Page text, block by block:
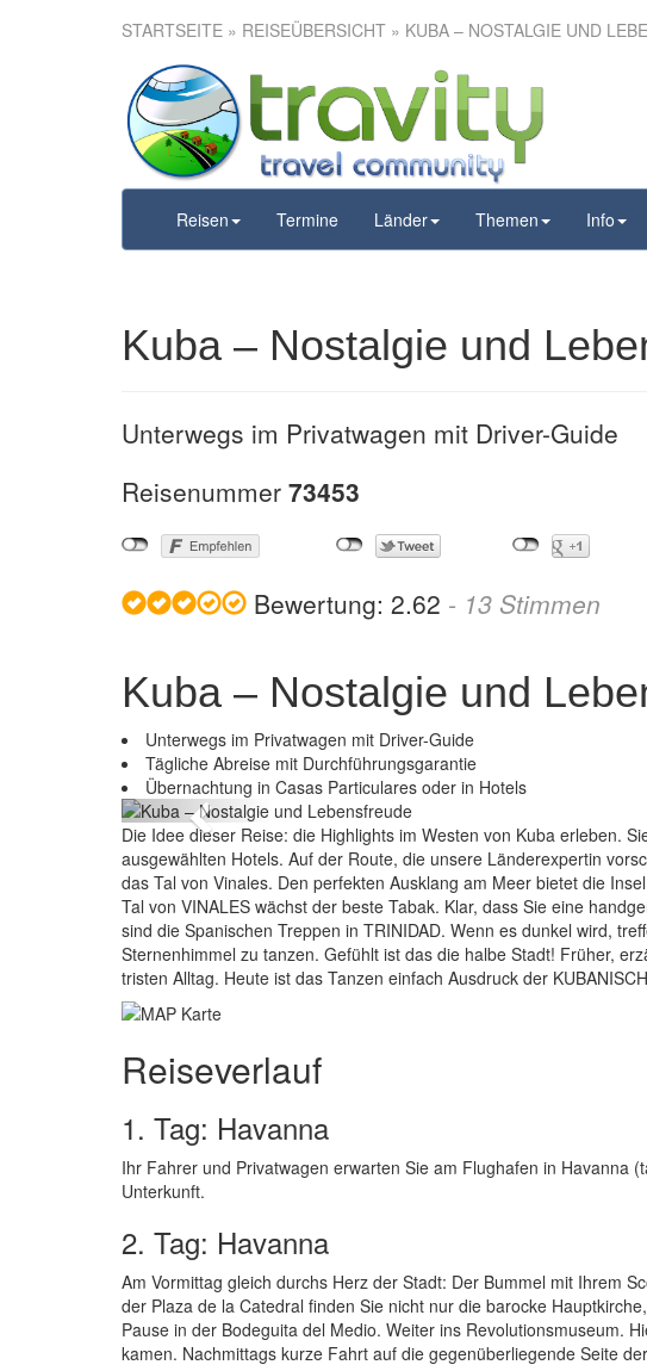
STARTSEITE » REISEÜBERSICHT » KUBA – NOSTALGIE UND
Reisen Termine Länder Themen Info
Kuba – Nostalgie
Kuba – Nostalgie und
Unterwegs im Privatwagen mit Driver-Guide
Reisenummer 73453
Bewertung: 2.62 - 13 Stimmen
Kuba – Nostalgie und
Unterwegs im Privatwagen mit Driver-Guide
Tägliche Abreise mit Durchführungsgarantie
Übernachtung in Casas Particulares oder in Hotels
Previous
Die Idee dieser Reise: die Highlights im Westen von Kuba erleben.
ausgewählten Hotels. Auf der Route, die unsere Länderexpertin
das Tal von Vinales. Den perfekten Ausklang am Meer bietet die
Tal von VINALES wächst der beste Tabak. Klar, dass Sie eine
sind die Spanischen Treppen in TRINIDAD. Wenn es dunkel wird,
Sternenhimmel zu tanzen. Gefühlt ist das die halbe Stadt! Früher,
tristen Alltag. Heute ist das Tanzen einfach Ausdruck der
Reiseverlauf
1. Tag: Havanna
Ihr Fahrer und Privatwagen erwarten Sie am Flughafen in Havanna
Unterkunft.
2. Tag: Havanna
Am Vormittag gleich durchs Herz der Stadt: Der Bummel mit Ihrem
der Plaza de la Catedral finden Sie nicht nur die barocke
Pause in der Bodeguita del Medio. Weiter ins Revolutionsmuseum.
kamen. Nachmittags kurze Fahrt auf die gegenüberliegende Seite